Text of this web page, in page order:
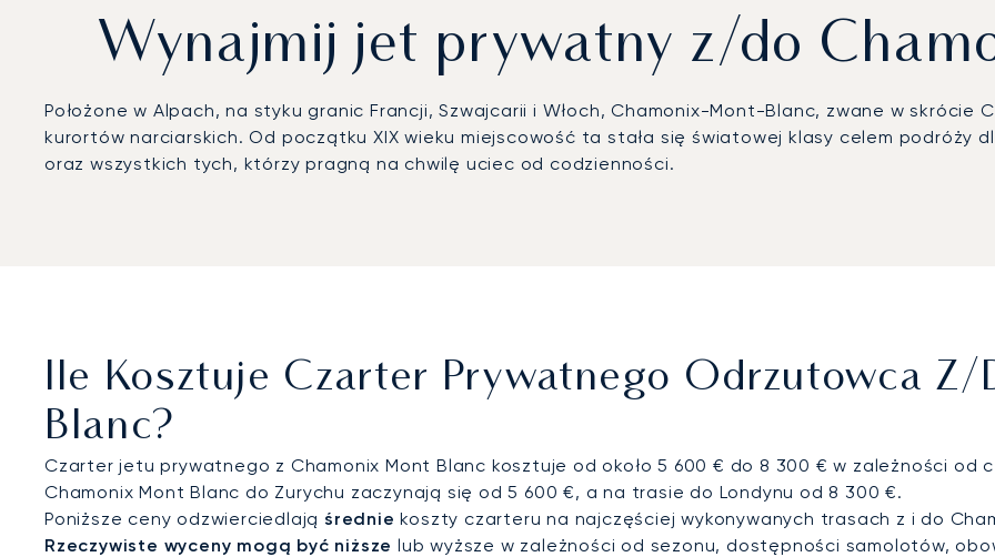
Wynajmij jet prywatny z/do
Położone w Alpach, na styku granic Francji, Szwajcarii i Włoch, Chamonix-Mont-Blanc, zwane w
kurortów narciarskich. Od początku XIX wieku miejscowość ta stała się światowej klasy celem podróży
oraz wszystkich tych, którzy pragną na chwilę uciec od codzienności.
Ile Kosztuje Czarter Prywatnego Odrzutowca
Blanc?
Czarter jetu prywatnego z Chamonix Mont Blanc kosztuje od około 5 600 € do 8 300 € w zależności od
Chamonix Mont Blanc do Zurychu zaczynają się od 5 600 €, a na trasie do Londynu od 8 300 €.
Poniższe ceny odzwierciedlają średnie koszty czarteru na najczęściej wykonywanych trasach z i do
Rzeczywiste wyceny mogą być niższe lub wyższe w zależności od sezonu, dostępności samolotów,